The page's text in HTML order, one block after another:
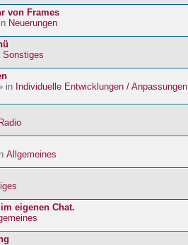
von Frames
Neuerungen
Sonstiges
in Individuelle Entwicklungen / Anpassungen
Radio
Allgemeines
eigenen Chat.